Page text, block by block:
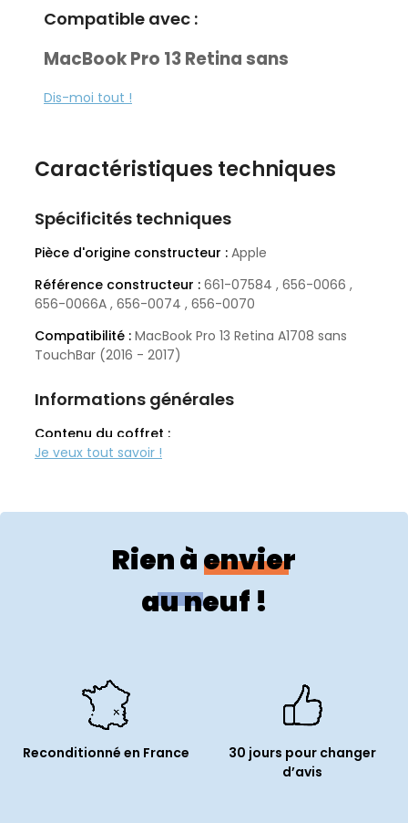
Compatible avec :
MacBook Pro 13 Retina sans
(A1708)
MLL42LL/A Late 2016
MPXQ2LL/A Late 2017
0066 | 656-0066A | 656-0074
Fabricant :Apple
Chargé MacOS X 10.15 Catalina
Dis-moi tout !
Caractéristiques techniques
Spécificités techniques
Pièce d'origine constructeur : Apple
Référence constructeur : 661-07584 , 656-0066 ,
656-0066A , 656-0074 , 656-0070
Compatibilité : MacBook Pro 13 Retina A1708 sans
TouchBar (2016 - 2017)
Informations générales
Contenu du coffret :
Référence du produit :
Rien à envier
au neuf !
Reconditionné en France
30 jours pour changer
d’avis